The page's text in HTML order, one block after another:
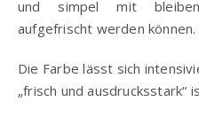
und simpel mit
aufgefrischt werden können.
Die Farbe lässt sich
„frisch und ausdrucksstark“